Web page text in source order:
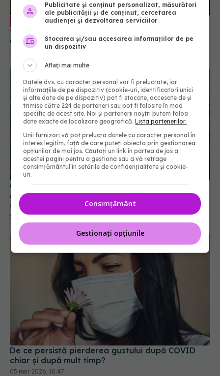
EXCLUSIV Tratamentul oral anti-COVID, ce
trebuie să știi. Prof. dr. Aysel Florescu: Este
demonstrat ca eficiență virală. A redus foarte
mult riscul de spitalizare
15 sep 2024, 22:33
OMS a definit boala răspândită "prin aer", după
confuzia din perioada COVID. Oamenii de știință
spun că "ar fi putut să coste vieți"
22 apr 2024, 10:01
De ce persistă pierderea gustului după COVID
chiar și după mult timp?
05 mar 2026, 10:47
Publicitate și conținut personalizat, măsurători
ale publicității și de conținut, cercetarea
audienței și dezvoltarea serviciilor
Stocarea și/sau accesarea informațiilor de pe
un dispozitiv
Aflați mai multe
Datele dvs. cu caracter personal vor fi prelucrate, iar
informațiile de pe dispozitiv (cookie-uri, identificatori unici
și alte date de pe dispozitiv) pot fi stocate, accesate de și
trimise către 224 de parteneri sau pot fi folosite în mod
specific de acest site. Noi și partenerii noștri putem folosi
date exacte de localizare geografică.Lista partenerilor.
Unii furnizori vă pot prelucra datele cu caracter personal în
interes legitim, față de care puteți obiecta prin gestionarea
opțiunilor de mai jos. Căutați un link în partea de jos a
acestei pagini pentru a gestiona sau a vă retrage
consimțământul în setările de confidențialitate și cookie-
uri.
Consimțământ
Gestionați opțiunile